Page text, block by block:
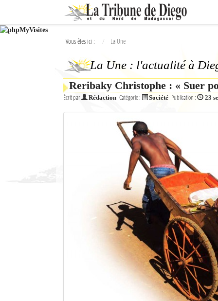
Ok
L'actualité à Diego Suarez
Vous êtes ici : La Une
La Une : l'actualité à
Reribaky Christophe : « Suer
Écrit par Rédaction Catégorie : Société Publication : 23